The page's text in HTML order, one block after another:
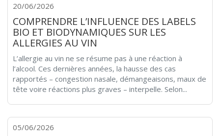
20/06/2026
COMPRENDRE L’INFLUENCE DES LABELS
BIO ET BIODYNAMIQUES SUR LES
ALLERGIES AU VIN
L’allergie au vin ne se résume pas à une réaction à
l’alcool. Ces dernières années, la hausse des cas
rapportés – congestion nasale, démangeaisons, maux de
tête voire réactions plus graves – interpelle. Selon...
05/06/2026